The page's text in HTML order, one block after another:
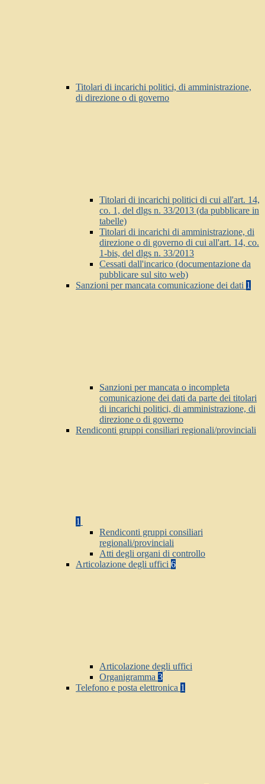
Titolari di incarichi politici, di amministrazione,
di direzione o di governo
Titolari di incarichi politici di cui all'art. 14,
co. 1, del dlgs n. 33/2013 (da pubblicare in
tabelle)
Titolari di incarichi di amministrazione, di
direzione o di governo di cui all'art. 14, co.
1-bis, del dlgs n. 33/2013
Cessati dall'incarico (documentazione da
pubblicare sul sito web)
Sanzioni per mancata comunicazione dei dati 1
Sanzioni per mancata o incompleta
comunicazione dei dati da parte dei titolari
di incarichi politici, di amministrazione, di
direzione o di governo
Rendiconti gruppi consiliari regionali/provinciali
1
Rendiconti gruppi consiliari
regionali/provinciali
Atti degli organi di controllo
Articolazione degli uffici 6
Articolazione degli uffici
Organigramma 3
Telefono e posta elettronica 1